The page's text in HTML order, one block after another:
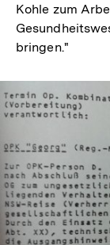
Kohle zum
bringen."